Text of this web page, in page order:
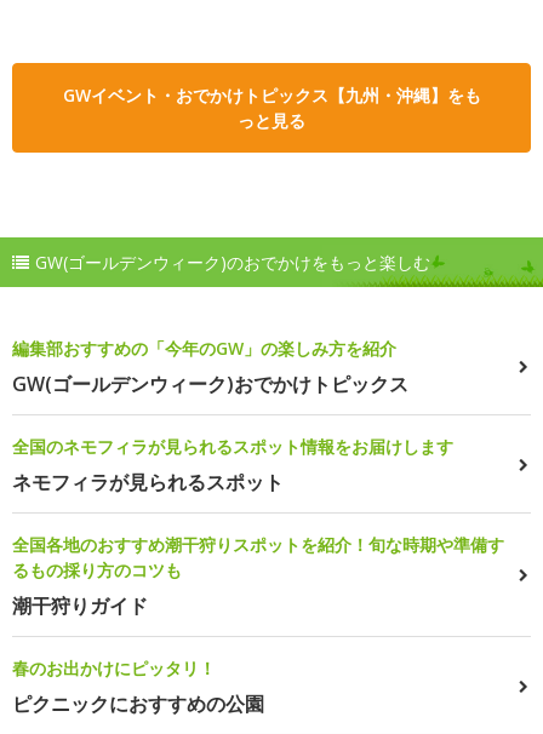
GWイベント・おでかけトピックス【九州・沖縄】をも
っと見る
GW(ゴールデンウィーク)のおでかけをもっと楽しむ
編集部おすすめの「今年のGW」の楽しみ方を紹介
GW(ゴールデンウィーク)おでかけトピックス
全国のネモフィラが見られるスポット情報をお届けします
ネモフィラが見られるスポット
全国各地のおすすめ潮干狩りスポットを紹介！旬な時期や準備す
るもの採り方のコツも
潮干狩りガイド
春のお出かけにピッタリ！
ピクニックにおすすめの公園